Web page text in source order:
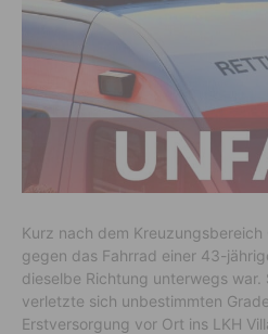
Kurz nach dem
gegen das Fahrrad einer 43-
dieselbe Richtung unterwegs war.
verletzte sich unbestimmten
Erstversorgung vor Ort ins LKH